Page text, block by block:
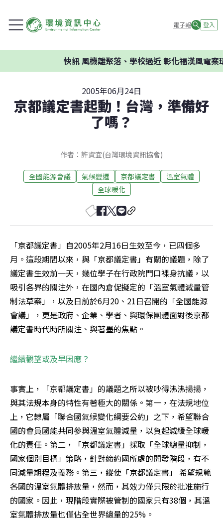
電子報 登入
快訊風機離聚落、學校過近 彰化福漢風電案環
2005年06月24日
京都議定書起動！台灣，準備好
了嗎？
作者：許資宜(台灣環境資訊協會)
全國能源會議 氣候變遷 京都議定書
溫室氣體
全球暖化
「京都議定書」自2005年2月16日生效至今，已四個多
月。這段期間以來，與「京都議定書」有關的議題，除了
議定書生效前一天，幾位學子在行政院門口裸身抗議，以
吸引各界的關注外，在國內倉促擬定的「溫室氣體減量管
制法草案」，以及日前於6月20、21日召開的「全國能源
會議」，更是政府、企業、學者、與環保團體面對後京都
議定書時代時所關注、與著墨的焦點。
繼續觀望或及早因應？
事實上，「京都議定書」的議題之所以被吵得沸沸揚揚，
與其法規本身的特性有著極大的關係。第一，在法規地位
上，它隸屬「聯合國氣候變化綱要公約」之下，希望聯合
國的會員國能共同參與溫室氣體減量，以負起減緩全球暖
化的責任。第二，「京都議定書」採取「全球總量抑制，
國家個別目標」策略，針對締約國所處的開發階段，有不
同減量期程及義務。第三，縱使「京都議定書」 希望規範
各國的溫室氣體排放量，然而，其效力僅只限於批准施行
的國家。因此，現階段實際被管制的國家只有38個，其溫
室氣體排放量也僅佔全世界總量的25%。